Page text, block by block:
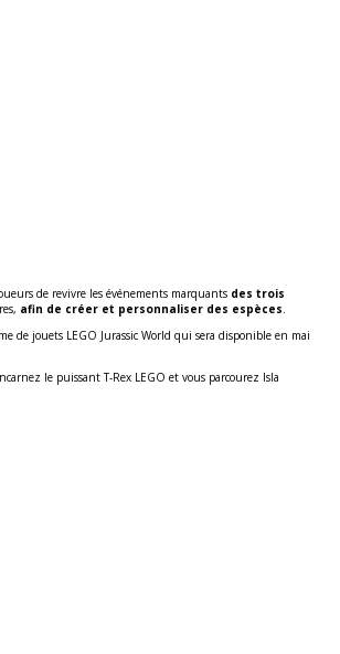
de revivre les événements marquants des trois
afin de créer et personnaliser des espèces.
de jouets LEGO Jurassic World qui sera disponible en mai
le puissant T-Rex LEGO et vous parcourez Isla